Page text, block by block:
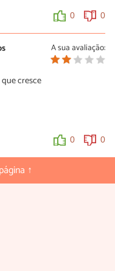
0 0
A sua avaliação:
cresce
0 0
↑